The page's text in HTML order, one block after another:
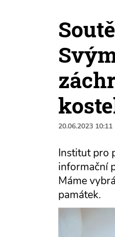
20.06.2023 10:11
Institut pro
informační
Máme
památek.